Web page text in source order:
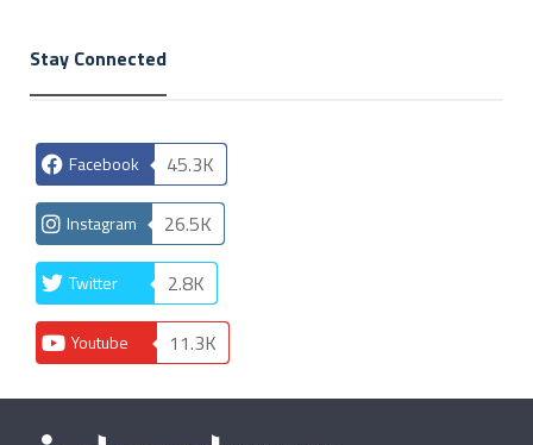
Stay Connected
Facebook 45.3K
Instagram 26.5K
Twitter 2.8K
Youtube 11.3K